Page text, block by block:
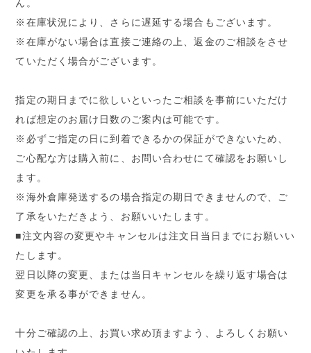
ん。
※在庫状況により、さらに遅延する場合もございます。
※在庫がない場合は直接ご連絡の上、返金のご相談をさせ
ていただく場合がございます。
指定の期日までに欲しいといったご相談を事前にいただけ
れば想定のお届け日数のご案内は可能です。
※必ずご指定の日に到着できるかの保証ができないため、
ご心配な方は購入前に、お問い合わせにて確認をお願いし
ます。
※海外倉庫発送するの場合指定の期日できませんので、ご
了承をいただきよう、お願いいたします。
■注文内容の変更やキャンセルは注文日当日までにお願いい
たします。
翌日以降の変更、または当日キャンセルを繰り返す場合は
変更を承る事ができません。
十分ご確認の上、お買い求め頂ますよう、よろしくお願い